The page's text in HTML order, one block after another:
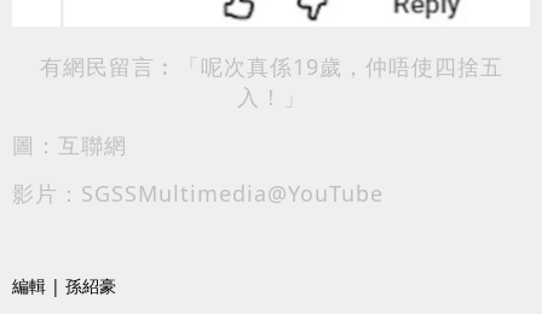
有網民留言︰「呢次真係19歲，仲唔使四捨五
入！」
圖：互聯網
影片：SGSSMultimedia@YouTube
編輯 | 孫紹豪